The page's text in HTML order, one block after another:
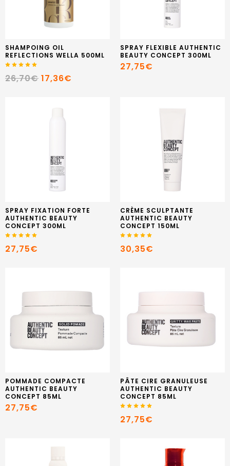
SHAMPOING OIL
REFLECTIONS WELLA 500ML
26,70€ 17,36€
SPRAY FLEXIBLE AUTHENTIC
BEAUTY CONCEPT 300ML
27,75€
SPRAY FIXATION FORTE
AUTHENTIC BEAUTY
CONCEPT 300ML
27,75€
CRÈME SCULPTANTE
AUTHENTIC BEAUTY
CONCEPT 150ML
30,35€
POMMADE COMPACTE
AUTHENTIC BEAUTY
CONCEPT 85ML
27,75€
PÂTE CIRE GRANULEUSE
AUTHENTIC BEAUTY
CONCEPT 85ML
27,75€